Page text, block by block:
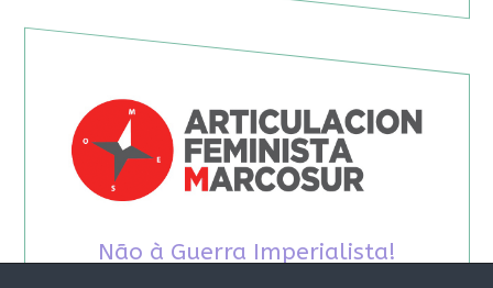
Não à Guerra Imperialista!